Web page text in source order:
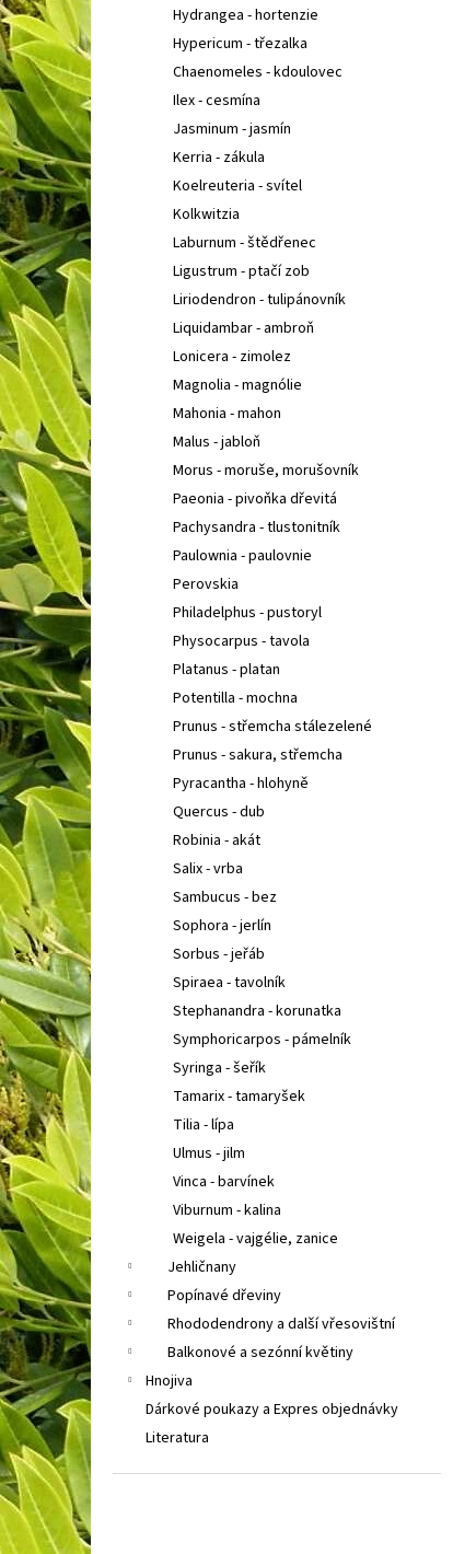
Hydrangea - hortenzie
Hypericum - třezalka
Chaenomeles - kdoulovec
Ilex - cesmína
Jasminum - jasmín
Kerria - zákula
Koelreuteria - svítel
Kolkwitzia
Laburnum - štědřenec
Ligustrum - ptačí zob
Liriodendron - tulipánovník
Liquidambar - ambroň
Lonicera - zimolez
Magnolia - magnólie
Mahonia - mahon
Malus - jabloň
Morus - moruše, morušovník
Paeonia - pivoňka dřevitá
Pachysandra - tlustonitník
Paulownia - paulovnie
Perovskia
Philadelphus - pustoryl
Physocarpus - tavola
Platanus - platan
Potentilla - mochna
Prunus - střemcha stálezelené
Prunus - sakura, střemcha
Pyracantha - hlohyně
Quercus - dub
Robinia - akát
Salix - vrba
Sambucus - bez
Sophora - jerlín
Sorbus - jeřáb
Spiraea - tavolník
Stephanandra - korunatka
Symphoricarpos - pámelník
Syringa - šeřík
Tamarix - tamaryšek
Tilia - lípa
Ulmus - jilm
Vinca - barvínek
Viburnum - kalina
Weigela - vajgélie, zanice
Jehličnany
Popínavé dřeviny
Rhododendrony a další vřesovištní
Balkonové a sezónní květiny
Hnojiva
Dárkové poukazy a Expres objednávky
Literatura